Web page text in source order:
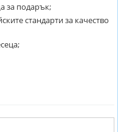
за подарък;
стандарти за качество